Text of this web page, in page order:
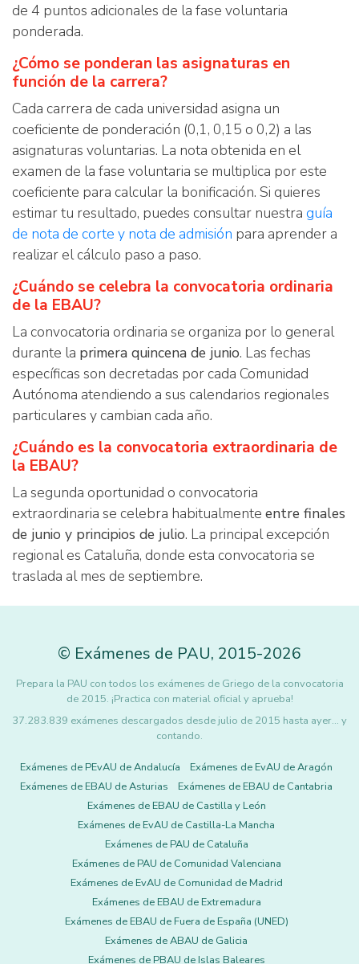
de 4 puntos adicionales de la fase voluntaria
ponderada.
¿Cómo se ponderan las asignaturas en
función de la carrera?
Cada carrera de cada universidad asigna un
coeficiente de ponderación (0,1, 0,15 o 0,2) a las
asignaturas voluntarias. La nota obtenida en el
examen de la fase voluntaria se multiplica por este
coeficiente para calcular la bonificación. Si quieres
estimar tu resultado, puedes consultar nuestra guía
de nota de corte y nota de admisión para aprender a
realizar el cálculo paso a paso.
¿Cuándo se celebra la convocatoria ordinaria
de la EBAU?
La convocatoria ordinaria se organiza por lo general
durante la primera quincena de junio. Las fechas
específicas son decretadas por cada Comunidad
Autónoma atendiendo a sus calendarios regionales
particulares y cambian cada año.
¿Cuándo es la convocatoria extraordinaria de
la EBAU?
La segunda oportunidad o convocatoria
extraordinaria se celebra habitualmente entre finales
de junio y principios de julio. La principal excepción
regional es Cataluña, donde esta convocatoria se
traslada al mes de septiembre.
© Exámenes de PAU, 2015-2026
Prepara la PAU con todos los exámenes de Griego de la convocatoria
de 2015. ¡Practica con material oficial y aprueba!
37.283.839 exámenes descargados desde julio de 2015 hasta ayer... y
contando.
Exámenes de PEvAU de Andalucía
Exámenes de EvAU de Aragón
Exámenes de EBAU de Asturias
Exámenes de EBAU de Cantabria
Exámenes de EBAU de Castilla y León
Exámenes de EvAU de Castilla-La Mancha
Exámenes de PAU de Cataluña
Exámenes de PAU de Comunidad Valenciana
Exámenes de EvAU de Comunidad de Madrid
Exámenes de EBAU de Extremadura
Exámenes de EBAU de Fuera de España (UNED)
Exámenes de ABAU de Galicia
Exámenes de PBAU de Islas Baleares